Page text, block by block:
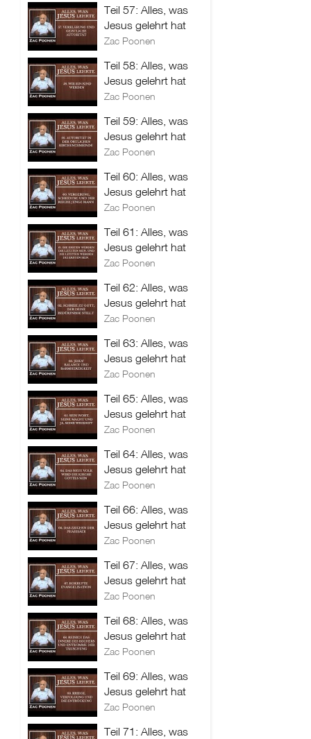
Teil 57: Alles, was
Jesus gelehrt hat
Zac Poonen
Teil 58: Alles, was
Jesus gelehrt hat
Zac Poonen
Teil 59: Alles, was
Jesus gelehrt hat
Zac Poonen
Teil 60: Alles, was
Jesus gelehrt hat
Zac Poonen
Teil 61: Alles, was
Jesus gelehrt hat
Zac Poonen
Teil 62: Alles, was
Jesus gelehrt hat
Zac Poonen
Teil 63: Alles, was
Jesus gelehrt hat
Zac Poonen
Teil 65: Alles, was
Jesus gelehrt hat
Zac Poonen
Teil 64: Alles, was
Jesus gelehrt hat
Zac Poonen
Teil 66: Alles, was
Jesus gelehrt hat
Zac Poonen
Teil 67: Alles, was
Jesus gelehrt hat
Zac Poonen
Teil 68: Alles, was
Jesus gelehrt hat
Zac Poonen
Teil 69: Alles, was
Jesus gelehrt hat
Zac Poonen
Teil 71: Alles, was